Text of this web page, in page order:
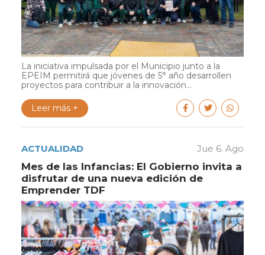
La iniciativa impulsada por el Municipio junto a la
EPEIM permitirá que jóvenes de 5° año desarrollen
proyectos para contribuir a la innovación...
Leer más +
ACTUALIDAD Jue 6. Ago
Mes de las Infancias: El Gobierno invita a
disfrutar de una nueva edición de
Emprender TDF